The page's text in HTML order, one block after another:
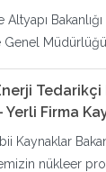
Altyapı
Tedarikçi
Yerli Firma
Kaynaklar
nükleer